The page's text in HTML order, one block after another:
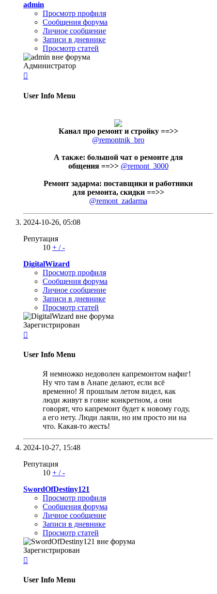
admin
Просмотр профиля
Сообщения форума
Личное сообщение
Записи в дневнике
Просмотр статей
Администратор

User Info Menu
Канал про ремонт и стройку ==>>
@remontnik_bro
А также: большой чат о ремонте для
общения ==>> @remont_3000
Ремонт задарма: поставщики и работники
для ремонта, скидки ==>>
@remont_zadarma
2024-10-26, 05:08
Репутация
10 + /-
DigitalWizard
Просмотр профиля
Сообщения форума
Личное сообщение
Записи в дневнике
Просмотр статей
Зарегистрирован

User Info Menu
Я немножко недоволен капремонтом нафиг!
Ну что там в Анапе делают, если всё
временно! Я прошлым летом видел, как
люди живут в говне конкретном, а они
говорят, что капремонт будет к новому году,
а его нету. Люди лаяли, но им просто ни на
что. Какая-то жесть!
2024-10-27, 15:48
Репутация
10 + /-
SwordOfDestiny121
Просмотр профиля
Сообщения форума
Личное сообщение
Записи в дневнике
Просмотр статей
Зарегистрирован

User Info Menu